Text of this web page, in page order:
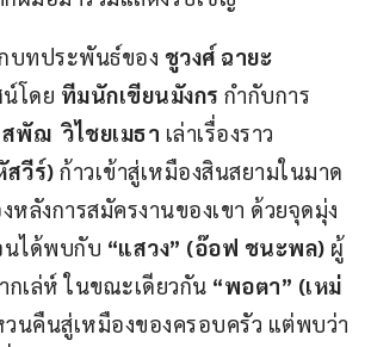
บทประพันธ์ของ ชูวงศ์ ฉายะ
โดย ทีมนักเขียนมังกร กำกับการ
พัฌ  วิไชยเมธา เล่าเรื่องราว
สวีร์) ก้าวเข้าสู่เหมืองสินสยามในมาด
หลังการสมัครงานของเขา ด้วยจุดมุ่ง
นได้พบกับ “แสวง” (อ๊อฟ ชนะพล) ผู้
กเล่ห์ ในขณะเดียวกัน “พอตา” (เหม่
นคืนสู่เหมืองของครอบครัว แต่พบว่า